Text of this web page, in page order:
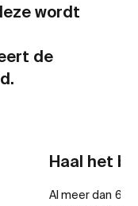
wordt
de
Haal het
Al meer dan 60